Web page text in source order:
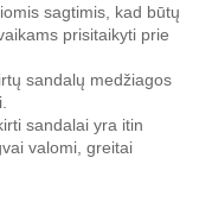
sagtimis, kad būtų
prisitaikyti prie
sandalų medžiagos
sandalai yra itin
valomi, greitai